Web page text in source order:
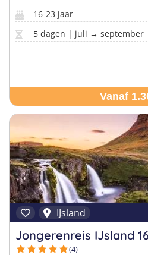
16-23 jaar
5 dagen | juli → september
Vanaf
IJsland
Jongerenreis IJsland
(4)